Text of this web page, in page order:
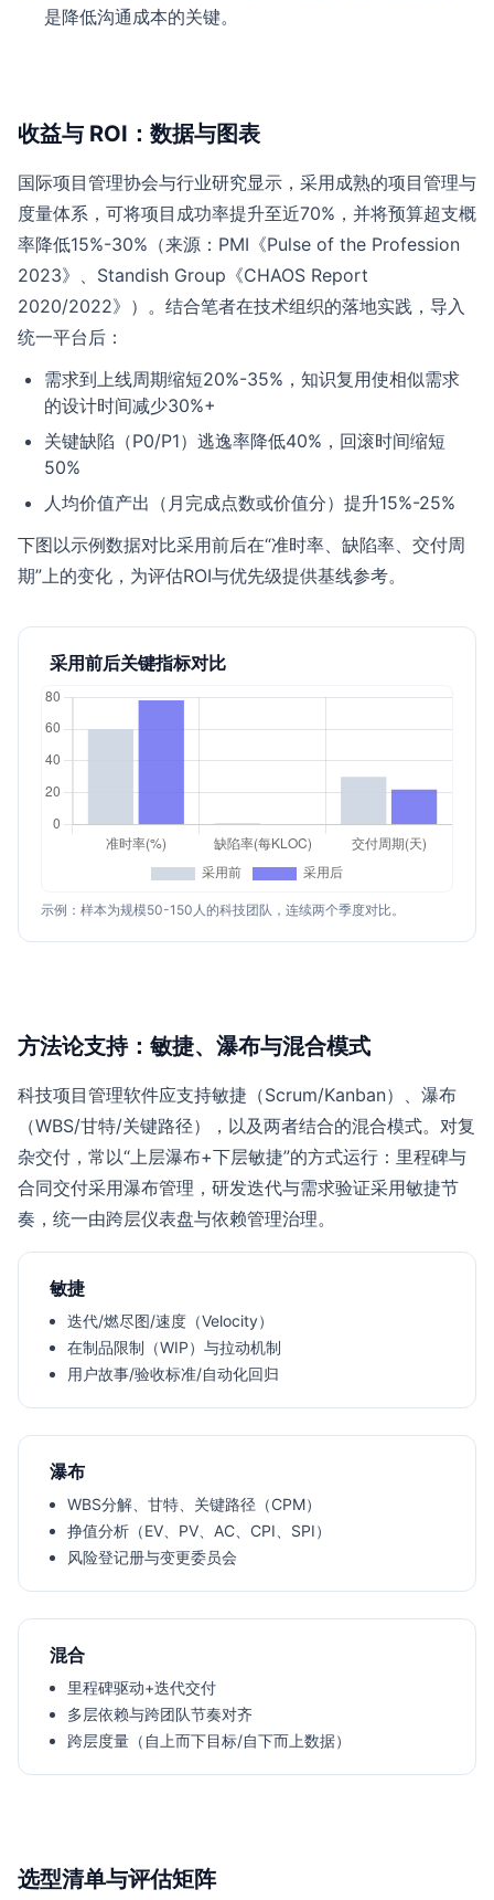
是降低沟通成本的关键。
收益与 ROI：数据与图表
国际项目管理协会与行业研究显示，采用成熟的项目管理与
度量体系，可将项目成功率提升至近70%，并将预算超支概
率降低15%-30%（来源：PMI《Pulse of the Profession
2023》、Standish Group《CHAOS Report
2020/2022》）。结合笔者在技术组织的落地实践，导入
统一平台后：
需求到上线周期缩短20%-35%，知识复用使相似需求
的设计时间减少30%+
关键缺陷（P0/P1）逃逸率降低40%，回滚时间缩短
50%
人均价值产出（月完成点数或价值分）提升15%-25%
下图以示例数据对比采用前后在“准时率、缺陷率、交付周
期”上的变化，为评估ROI与优先级提供基线参考。
采用前后关键指标对比
示例：样本为规模50-150人的科技团队，连续两个季度对比。
方法论支持：敏捷、瀑布与混合模式
科技项目管理软件应支持敏捷（Scrum/Kanban）、瀑布
（WBS/甘特/关键路径），以及两者结合的混合模式。对复
杂交付，常以“上层瀑布+下层敏捷”的方式运行：里程碑与
合同交付采用瀑布管理，研发迭代与需求验证采用敏捷节
奏，统一由跨层仪表盘与依赖管理治理。
敏捷
迭代/燃尽图/速度（Velocity）
在制品限制（WIP）与拉动机制
用户故事/验收标准/自动化回归
瀑布
WBS分解、甘特、关键路径（CPM）
挣值分析（EV、PV、AC、CPI、SPI）
风险登记册与变更委员会
混合
里程碑驱动+迭代交付
多层依赖与跨团队节奏对齐
跨层度量（自上而下目标/自下而上数据）
选型清单与评估矩阵